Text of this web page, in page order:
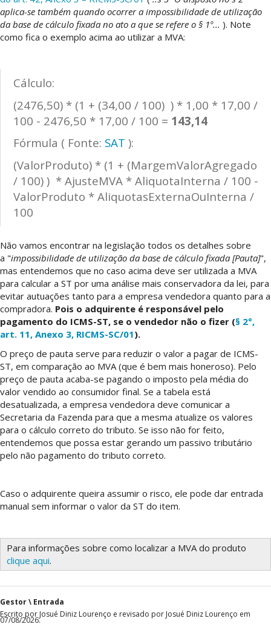
aplica-se também quando ocorrer a impossibilidade de utilização
da base de cálculo fixada no ato a que se refere o § 1º... ). Note
como fica o exemplo acima ao utilizar a MVA:
Cálculo:
(2476,50) * (1 + (34,00 / 100) ) * 1,00 * 17,00 /
100 - 2476,50 * 17,00 / 100 = 143,14
Fórmula ( Fonte: SAT ):
(ValorProduto) * (1 + (MargemValorAgregado
/ 100) ) * AjusteMVA * AliquotaInterna / 100 -
ValorProduto * AliquotasExternaOuInterna /
100
Não vamos encontrar na legislação todos os detalhes sobre
a "impossibilidade de utilização da base de cálculo fixada [Pauta]",
mas entendemos que no caso acima deve ser utilizada a MVA
para calcular a ST por uma análise mais conservadora da lei, para
evitar autuações tanto para a empresa vendedora quanto para a
compradora. Pois o adquirente é responsável pelo
pagamento do ICMS-ST, se o vendedor não o fizer (§ 2°,
art. 11, Anexo 3, RICMS-SC/01).
O preço de pauta serve para reduzir o valor a pagar de ICMS-
ST, em comparação ao MVA (que é bem mais honeroso). Pelo
preço de pauta acaba-se pagando o imposto pela média do
valor vendido ao consumidor final. Se a tabela está
desatualizada, a empresa vendedora deve comunicar a
Secretaria da Fazenda para que a mesma atualize os valores
para o cálculo correto do tributo. Se isso não for feito,
entendemos que possa estar gerando um passivo tributário
pelo não pagamento do tributo correto.
Caso o adquirente queira assumir o risco, ele pode dar entrada
manual sem informar o valor da ST do item.
Para informações sobre como localizar a MVA do produto
clique aqui.
Gestor \ Entrada
Escrito por Josué Diniz Lourenço e revisado por Josué Diniz Lourenço em
07/08/2026.